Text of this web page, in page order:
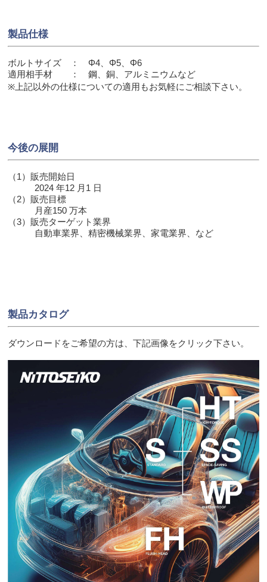
製品仕様
ボルトサイズ ： Φ4、Φ5、Φ6
適用相手材 ： 鋼、銅、アルミニウムなど
※上記以外の仕様についての適用もお気軽にご相談下さい。
今後の展開
（1）販売開始日
2024 年12 月1 日
（2）販売目標
月産150 万本
（3）販売ターゲット業界
自動車業界、精密機械業界、家電業界、など
製品カタログ
ダウンロードをご希望の方は、下記画像をクリック下さい。